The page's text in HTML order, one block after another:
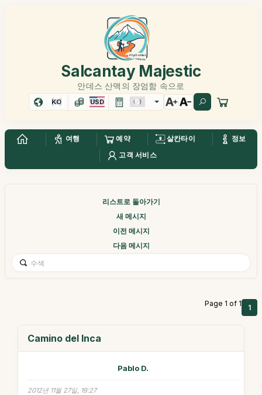
Salcantay Majestic
안데스 산맥의 장엄함 속으로
KO USD
여행 예약 살칸타이
정보
고객 서비스
리스트로 돌아가기
새 메시지
이전 메시지
다음 메시지
Page 1 of 1 1
Camino del Inca
Pablo D.
2012년 11월 27일, 19:27